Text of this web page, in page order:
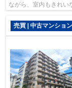
ながら、室内もきれい
分の物件です。昇り降
売買 | 中古マンション